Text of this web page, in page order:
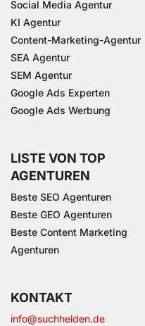
Social Media Agentur
KI Agentur
Content-Marketing-Agentur
SEA Agentur
SEM Agentur
Google Ads Experten
Google Ads Werbung
LISTE VON TOP
AGENTUREN
Beste SEO Agenturen
Beste GEO Agenturen
Beste Content Marketing
Agenturen
KONTAKT
info@suchhelden.de